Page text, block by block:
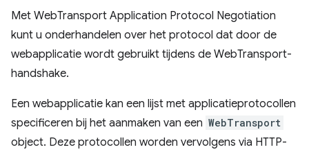
Met WebTransport Application Protocol Negotiation
kunt u onderhandelen over het protocol dat door de
webapplicatie wordt gebruikt tijdens de WebTransport-
handshake.
Een webapplicatie kan een lijst met applicatieprotocollen
specificeren bij het aanmaken van een WebTransport
object. Deze protocollen worden vervolgens via HTTP-